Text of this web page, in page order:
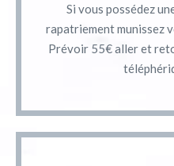
Si vous possédez
rapatriement munissez
Prévoir 55€ aller et